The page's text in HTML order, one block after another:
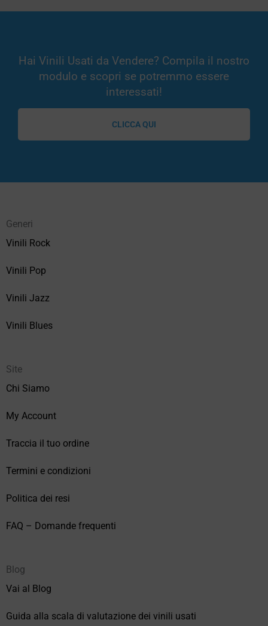
Hai Vinili Usati da Vendere? Compila il nostro
modulo e scopri se potremmo essere
interessati!
CLICCA QUI
Generi
Vinili Rock
Vinili Pop
Vinili Jazz
Vinili Blues
Site
Chi Siamo
My Account
Traccia il tuo ordine
Termini e condizioni
Politica dei resi
FAQ – Domande frequenti
Blog
Vai al Blog
Guida alla scala di valutazione dei vinili usati